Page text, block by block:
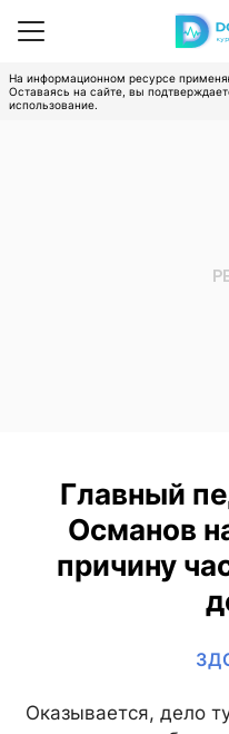
На информационном ресурсе
Оставаясь на сайте, вы
использование.
Главный
Османов
причину
Оказывается, дело